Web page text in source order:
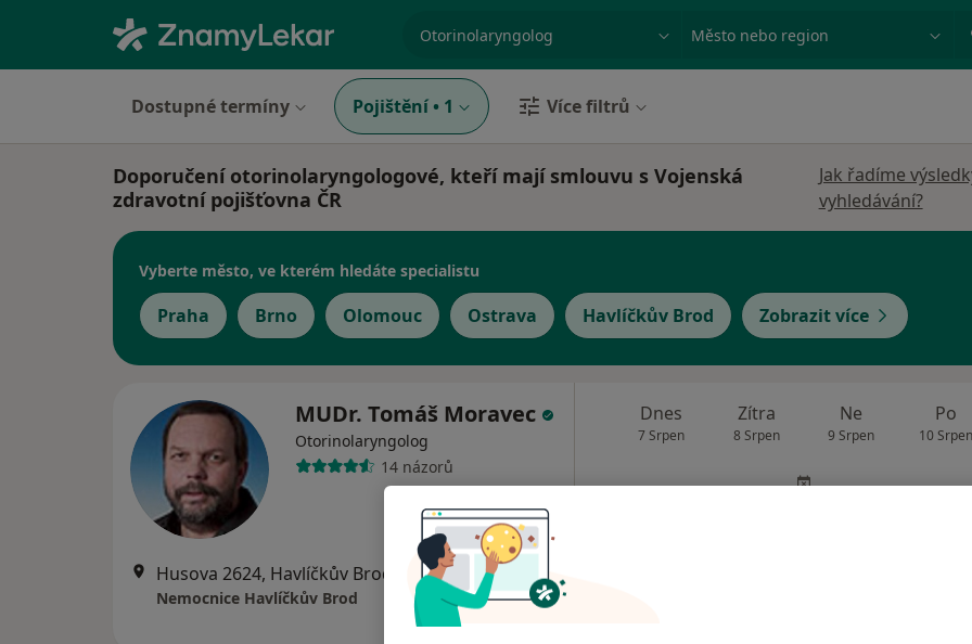
Město nebo region
Dostupné termíny Pojištění • 1 Více filtrů
Doporučení otorinolaryngologové, kteří mají smlouvu s Vojenská
zdravotní pojišťovna ČR
Jak řadíme
vyhledávání?
Vyberte město, ve kterém hledáte specialistu
Praha Brno Olomouc Ostrava Havlíčkův Brod Zobrazit více
MUDr. Tomáš Moravec
Otorinolaryngolog
14 názorů
Husova 2624, Havlíčkův Brod Mapa
Nemocnice Havlíčkův Brod
Dnes
7 Srpen
Zítra
8 Srpen
Ne
9 Srpen
Po
10 Srpen